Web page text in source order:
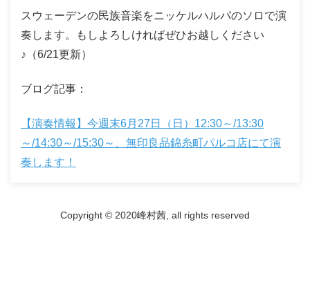
スウェーデンの民族音楽をニッケルハルパのソロで演
奏します。もしよろしければぜひお越しください
♪（6/21更新）
ブログ記事：
【演奏情報】今週末6月27日（日）12:30～/13:30
～/14:30～/15:30～、無印良品錦糸町パルコ店にて演
奏します！
Copyright © 2020峰村茜, all rights reserved